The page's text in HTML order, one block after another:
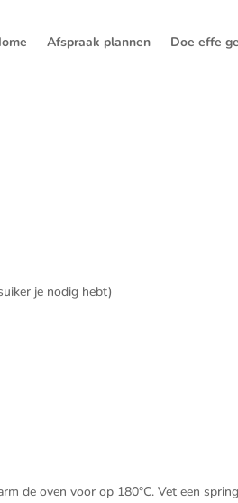
Afspraak plannen Doe effe
je nodig hebt)
de oven voor op 180°C. Vet een